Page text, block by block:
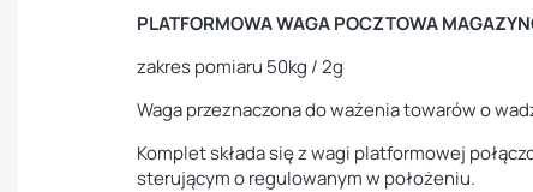
PLATFORMOWA WAGA POCZTOWA
zakres pomiaru 50kg / 2g
Waga przeznaczona do ważenia towarów o
Komplet składa się z wagi platformowej
sterującym o regulowanym w położeniu.